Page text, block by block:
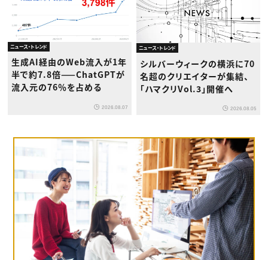
ニュース・トレンド
生成AI経由のWeb流入が1年
半で約7.8倍——ChatGPTが
流入元の76％を占める
2026.08.07
ニュース・トレンド
シルバーウィークの横浜に70
名超のクリエイターが集結、
「ハマクリVol.3」開催へ
2026.08.05